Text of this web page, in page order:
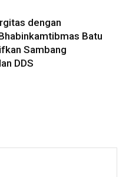
dengan
Batu
Sambang
DDS